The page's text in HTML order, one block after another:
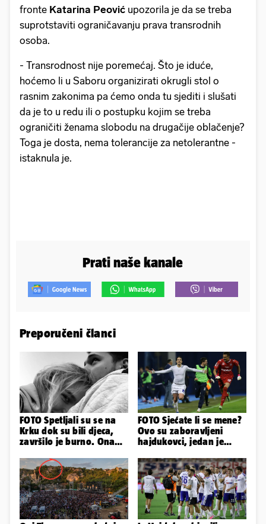
fronte Katarina Peović upozorila je da se treba
suprotstaviti ograničavanju prava transrodnih
osoba.
- Transrodnost nije poremećaj. Što je iduće,
hoćemo li u Saboru organizirati okrugli stol o
rasnim zakonima pa ćemo onda tu sjediti i slušati
da je to u redu ili o postupku kojim se treba
ograničiti ženama slobodu na drugačije oblačenje?
Toga je dosta, nema tolerancije za netolerantne -
istaknula je.
Prati naše kanale
Preporučeni članci
FOTO Spetljali su se na
Krku dok su bili djeca,
završilo je burno. Ona
FOTO Sjećate li se mene?
Ovo su zaboravljeni
hajdukovci, jedan je